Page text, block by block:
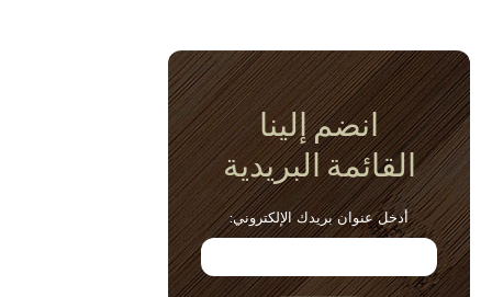
انضم إلينا
القائمة البريدية
أدخل عنوان بريدك الإلكتروني: